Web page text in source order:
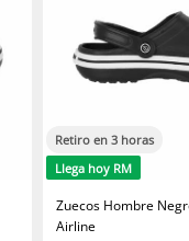
Retiro en 3 horas
Llega hoy RM
Zuecos Hombre
Airline